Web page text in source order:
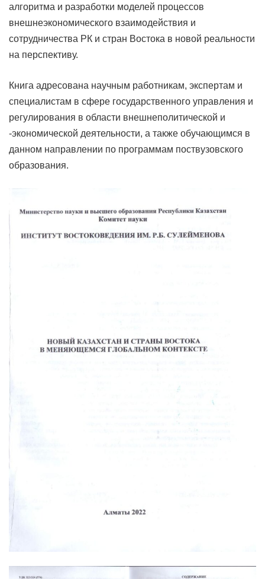
алгоритма и разработки моделей процессов
внешнеэкономического взаимодействия и
сотрудничества РК и стран Востока в новой реальности
на перспективу.
Книга адресована научным работникам, экспертам и
специалистам в сфере государственного управления и
регулирования в области внешнеполитической и
-экономической деятельности, а также обучающимся в
данном направлении по программам поствузовского
образования.